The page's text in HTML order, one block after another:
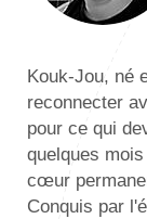
Kouk-Jou, né
reconnecter
pour ce qui
quelques
cœur
Conquis par